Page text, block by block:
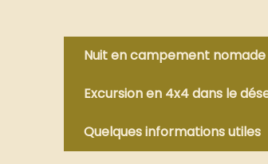
Nuit en campement
Excursion en 4x4 dans le
Quelques informations utiles